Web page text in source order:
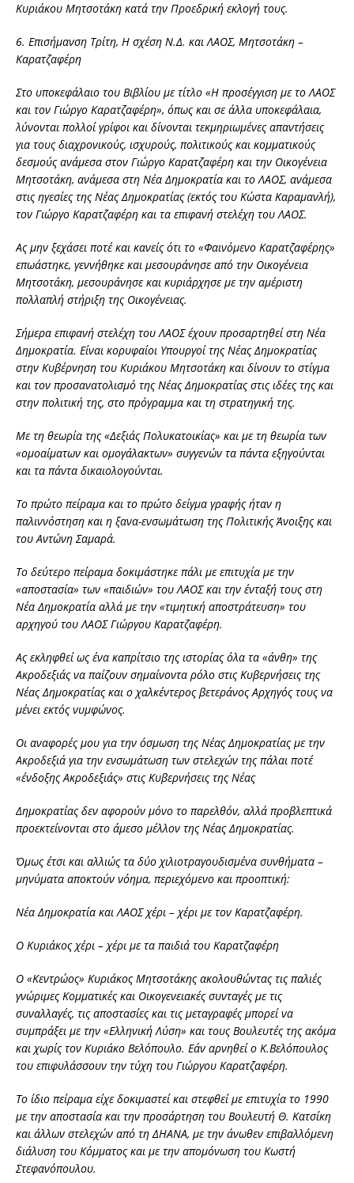
Κυριάκου Μητσοτάκη κατά την Προεδρική εκλογή τους.
6. Επισήμανση Τρίτη, Η σχέση Ν.Δ. και ΛΑΟΣ, Μητσοτάκη –
Καρατζαφέρη
Στο υποκεφάλαιο του Βιβλίου με τίτλο «Η προσέγγιση με το ΛΑΟΣ
και τον Γιώργο Καρατζαφέρη», όπως και σε άλλα υποκεφάλαια,
λύνονται πολλοί γρίφοι και δίνονται τεκμηριωμένες απαντήσεις
για τους διαχρονικούς, ισχυρούς, πολιτικούς και κομματικούς
δεσμούς ανάμεσα στον Γιώργο Καρατζαφέρη και την Οικογένεια
Μητσοτάκη, ανάμεσα στη Νέα Δημοκρατία και το ΛΑΟΣ, ανάμεσα
στις ηγεσίες της Νέας Δημοκρατίας (εκτός του Κώστα Καραμανλή),
τον Γιώργο Καρατζαφέρη και τα επιφανή στελέχη του ΛΑΟΣ.
Ας μην ξεχάσει ποτέ και κανείς ότι το «Φαινόμενο Καρατζαφέρης»
επωάστηκε, γεννήθηκε και μεσουράνησε από την Οικογένεια
Μητσοτάκη, μεσουράνησε και κυριάρχησε με την αμέριστη
πολλαπλή στήριξη της Οικογένειας.
Σήμερα επιφανή στελέχη του ΛΑΟΣ έχουν προσαρτηθεί στη Νέα
Δημοκρατία. Είναι κορυφαίοι Υπουργοί της Νέας Δημοκρατίας
στην Κυβέρνηση του Κυριάκου Μητσοτάκη και δίνουν το στίγμα
και τον προσανατολισμό της Νέας Δημοκρατίας στις ιδέες της και
στην πολιτική της, στο πρόγραμμα και τη στρατηγική της.
Με τη θεωρία της «Δεξιάς Πολυκατοικίας» και με τη θεωρία των
«ομοαίματων και ομογάλακτων» συγγενών τα πάντα εξηγούνται
και τα πάντα δικαιολογούνται.
Το πρώτο πείραμα και το πρώτο δείγμα γραφής ήταν η
παλιννόστηση και η ξανα-ενσωμάτωση της Πολιτικής Άνοιξης και
του Αντώνη Σαμαρά.
Το δεύτερο πείραμα δοκιμάστηκε πάλι με επιτυχία με την
«αποστασία» των «παιδιών» του ΛΑΟΣ και την ένταξή τους στη
Νέα Δημοκρατία αλλά με την «τιμητική αποστράτευση» του
αρχηγού του ΛΑΟΣ Γιώργου Καρατζαφέρη.
Ας εκληφθεί ως ένα καπρίτσιο της ιστορίας όλα τα «άνθη» της
Ακροδεξιάς να παίζουν σημαίνοντα ρόλο στις Κυβερνήσεις της
Νέας Δημοκρατίας και ο χαλκέντερος βετεράνος Αρχηγός τους να
μένει εκτός νυμφώνος.
Οι αναφορές μου για την όσμωση της Νέας Δημοκρατίας με την
Ακροδεξιά για την ενσωμάτωση των στελεχών της πάλαι ποτέ
«ένδοξης Ακροδεξιάς» στις Κυβερνήσεις της Νέας
Δημοκρατίας δεν αφορούν μόνο το παρελθόν, αλλά προβλεπτικά
προεκτείνονται στο άμεσο μέλλον της Νέας Δημοκρατίας.
Όμως έτσι και αλλιώς τα δύο χιλιοτραγουδισμένα συνθήματα –
μηνύματα αποκτούν νόημα, περιεχόμενο και προοπτική:
Νέα Δημοκρατία και ΛΑΟΣ χέρι – χέρι με τον Καρατζαφέρη.
Ο Κυριάκος χέρι – χέρι με τα παιδιά του Καρατζαφέρη
Ο «Κεντρώος» Κυριάκος Μητσοτάκης ακολουθώντας τις παλιές
γνώριμες Κομματικές και Οικογενειακές συνταγές με τις
συναλλαγές, τις αποστασίες και τις μεταγραφές μπορεί να
συμπράξει με την «Ελληνική Λύση» και τους Βουλευτές της ακόμα
και χωρίς τον Κυριάκο Βελόπουλο. Εάν αρνηθεί ο Κ.Βελόπουλος
του επιφυλάσσουν την τύχη του Γιώργου Καρατζαφέρη.
Το ίδιο πείραμα είχε δοκιμαστεί και στεφθεί με επιτυχία το 1990
με την αποστασία και την προσάρτηση του Βουλευτή Θ. Κατσίκη
και άλλων στελεχών από τη ΔΗΑΝΑ, με την άνωθεν επιβαλλόμενη
διάλυση του Κόμματος και με την απομόνωση του Κωστή
Στεφανόπουλου.